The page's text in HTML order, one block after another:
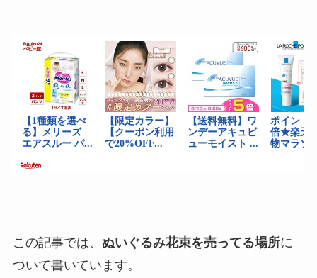
この記事では、 ぬいぐるみ花束を売ってる場所に
ついて書いています。